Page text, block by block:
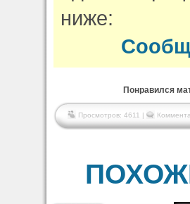
ниже:
Понравился
Просмотров: 4611 |